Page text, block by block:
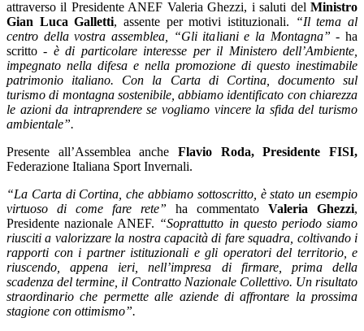
attraverso il Presidente ANEF Valeria Ghezzi, i saluti del Ministro
Gian Luca Galletti, assente per motivi istituzionali.
“Il tema al
centro della vostra assemblea, “Gli italiani e la Montagna”- ha
scritto - è di particolare interesse per il Ministero dell’Ambiente,
impegnato nella difesa e nella promozione di questo inestimabile
patrimonio italiano. Con la Carta di Cortina, documento sul
turismo di montagna sostenibile, abbiamo identificato con chiarezza
le azioni da intraprendere se vogliamo vincere la sfida del turismo
ambientale”.
Presente all’Assemblea anche Flavio Roda, Presidente FISI,
Federazione Italiana Sport Invernali.
“La Carta di Cortina, che abbiamo sottoscritto, è stato un esempio
virtuoso di come fare rete” ha commentato Valeria Ghezzi,
Presidente nazionale ANEF. “Soprattutto in questo periodo siamo
riusciti a valorizzare la nostra capacità di fare squadra, coltivando i
rapporti con i partner istituzionali e gli operatori del territorio, e
riuscendo, appena ieri, nell’impresa di firmare, prima della
scadenza del termine, il Contratto Nazionale Collettivo. Un risultato
straordinario che permette alle aziende di affrontare la prossima
stagione con ottimismo”.